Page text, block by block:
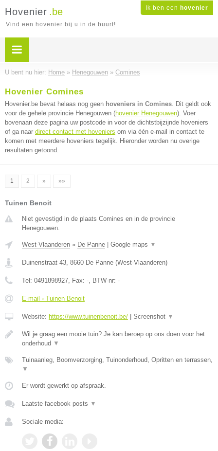
Ik ben een hovenier
Hovenier .be
Vind een hovenier bij u in de buurt!
U bent nu hier: Home » Henegouwen » Comines
Hovenier Comines
Hovenier.be bevat helaas nog geen hoveniers in Comines. Dit geldt ook
voor de gehele provincie Henegouwen (hovenier Henegouwen). Voer
bovenaan deze pagina uw postcode in voor de dichtstbijzijnde hoveniers
of ga naar direct contact met hoveniers om via één e-mail in contact te
komen met meerdere hoveniers tegelijk. Hieronder worden nu overige
resultaten getoond.
1 2 » »»
Tuinen Benoit
Niet gevestigd in de plaats Comines en in de provincie
Henegouwen.
West-Vlaanderen » De Panne Google maps ▼
Duinenstraat 43, 8660 De Panne (West-Vlaanderen)
Tel: 0491898927, Fax: -, BTW-nr: -
E-mail › Tuinen Benoit
Website: https://www.tuinenbenoit.be/ Screenshot ▼
Wil je graag een mooie tuin? Je kan beroep op ons doen voor het
onderhoud ▼
Tuinaanleg, Boomverzorging, Tuinonderhoud, Opritten en terrassen,
▼
Er wordt gewerkt op afspraak.
Laatste facebook posts ▼
Sociale media: